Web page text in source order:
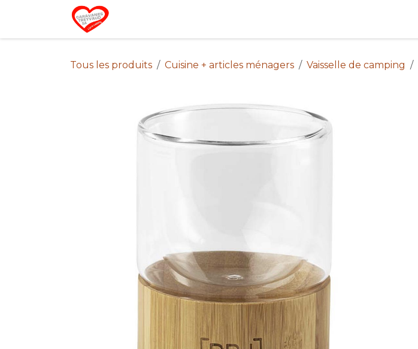
Se rendre au contenu
Tous les produits Cuisine + articles ménagers Vaisselle de camping